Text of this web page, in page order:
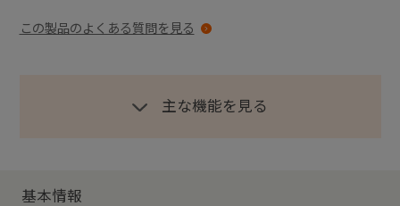
この製品のよくある質問を見る
基本情報
主な機能を見る